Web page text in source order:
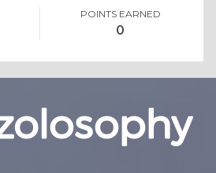
POINTS EARNED
0